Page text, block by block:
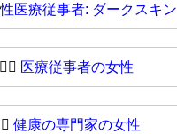
医療従事者: ダークスキン
👩‍⚕️ 医療従事者の女性
健康の専門家の女性